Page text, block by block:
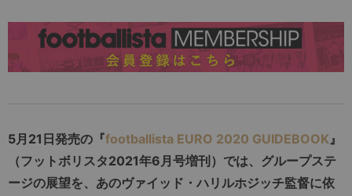
5月21日発売の『footballista EURO 2020 GUIDEBOOK』
（フットボリスタ2021年6月号増刊）では、グループステ
ージの展望を、あのヴァイッド・ハリルホジッチ監督に依